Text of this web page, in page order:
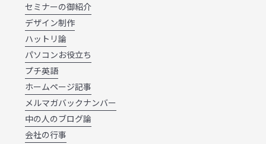
セミナーの御紹介
デザイン制作
ハットリ論
パソコンお役立ち
プチ英語
ホームページ記事
メルマガバックナンバー
中の人のブログ論
会社の行事